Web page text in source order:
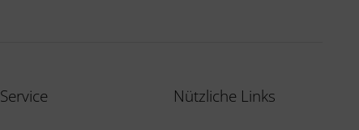
Service Nützliche Links